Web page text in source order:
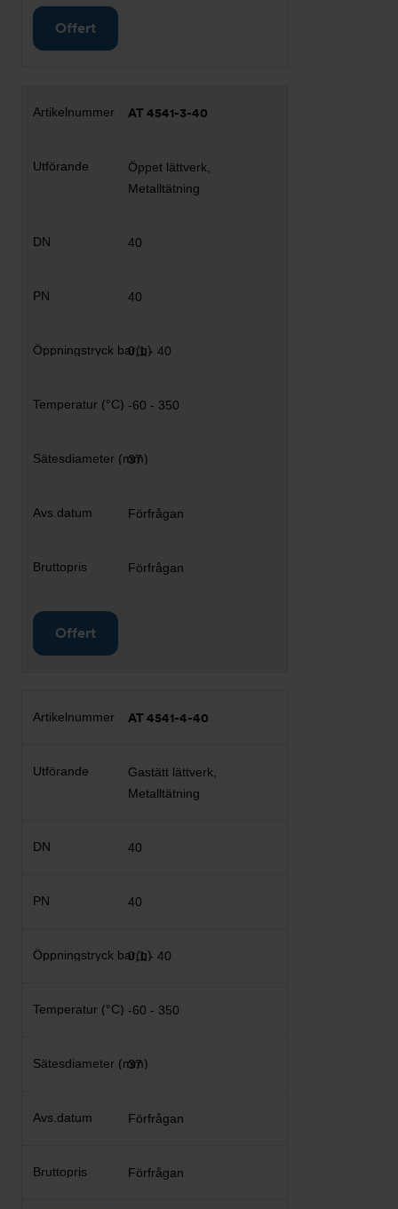
Offert
AT 4541-3-40
Öppet lättverk,
Metalltätning
40
40
0,1 - 40
-60 - 350
37
Förfrågan
Förfrågan
Offert
AT 4541-4-40
Gastätt lättverk,
Metalltätning
40
40
0,1 - 40
-60 - 350
37
Förfrågan
Förfrågan